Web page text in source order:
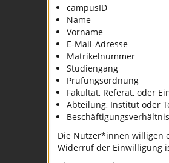
campusID
Name
Vorname
E-Mail-Adresse
Matrikelnummer
Studiengang
Prüfungsordnung
Fakultät, Referat, oder
Abteilung, Institut oder
Die Nutzer*innen willigen
Widerruf der Einwilligung